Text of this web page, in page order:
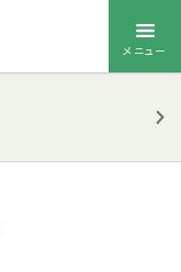
メニュー